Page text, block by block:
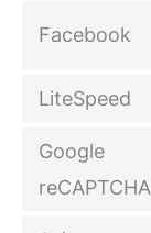
Facebook
LiteSpeed
Google
reCAPTCHA